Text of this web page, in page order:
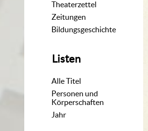
Theaterzettel
Zeitungen
Bildungsgeschichte
Listen
Alle Titel
Personen und
Körperschaften
Jahr